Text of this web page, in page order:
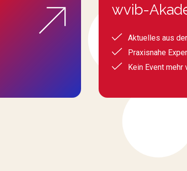
wvib-
Aktuelles aus
Praxisnahe
Kein Event mehr